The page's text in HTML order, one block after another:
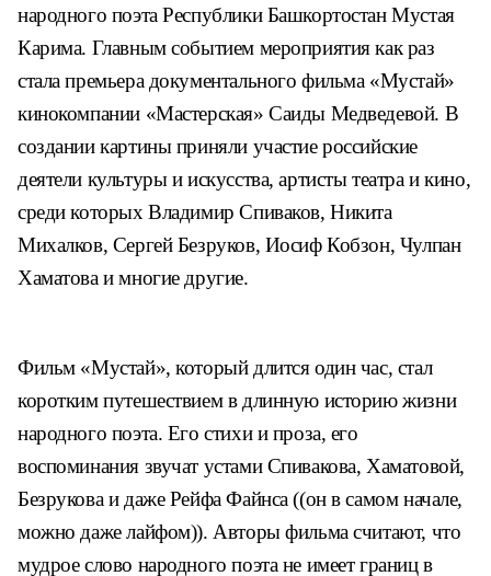
народного поэта Республики Башкортостан Мустая
Карима. Главным событием мероприятия как раз
стала премьера документального фильма «Мустай»
кинокомпании «Мастерская» Саиды Медведевой. В
создании картины приняли участие российские
деятели культуры и искусства, артисты театра и кино,
среди которых Владимир Спиваков, Никита
Михалков, Сергей Безруков, Иосиф Кобзон, Чулпан
Хаматова и многие другие.
Фильм «Мустай», который длится один час, стал
коротким путешествием в длинную историю жизни
народного поэта. Его стихи и проза, его
воспоминания звучат устами Спивакова, Хаматовой,
Безрукова и даже Рейфа Файнса ((он в самом начале,
можно даже лайфом)). Авторы фильма считают, что
мудрое слово народного поэта не имеет границ в